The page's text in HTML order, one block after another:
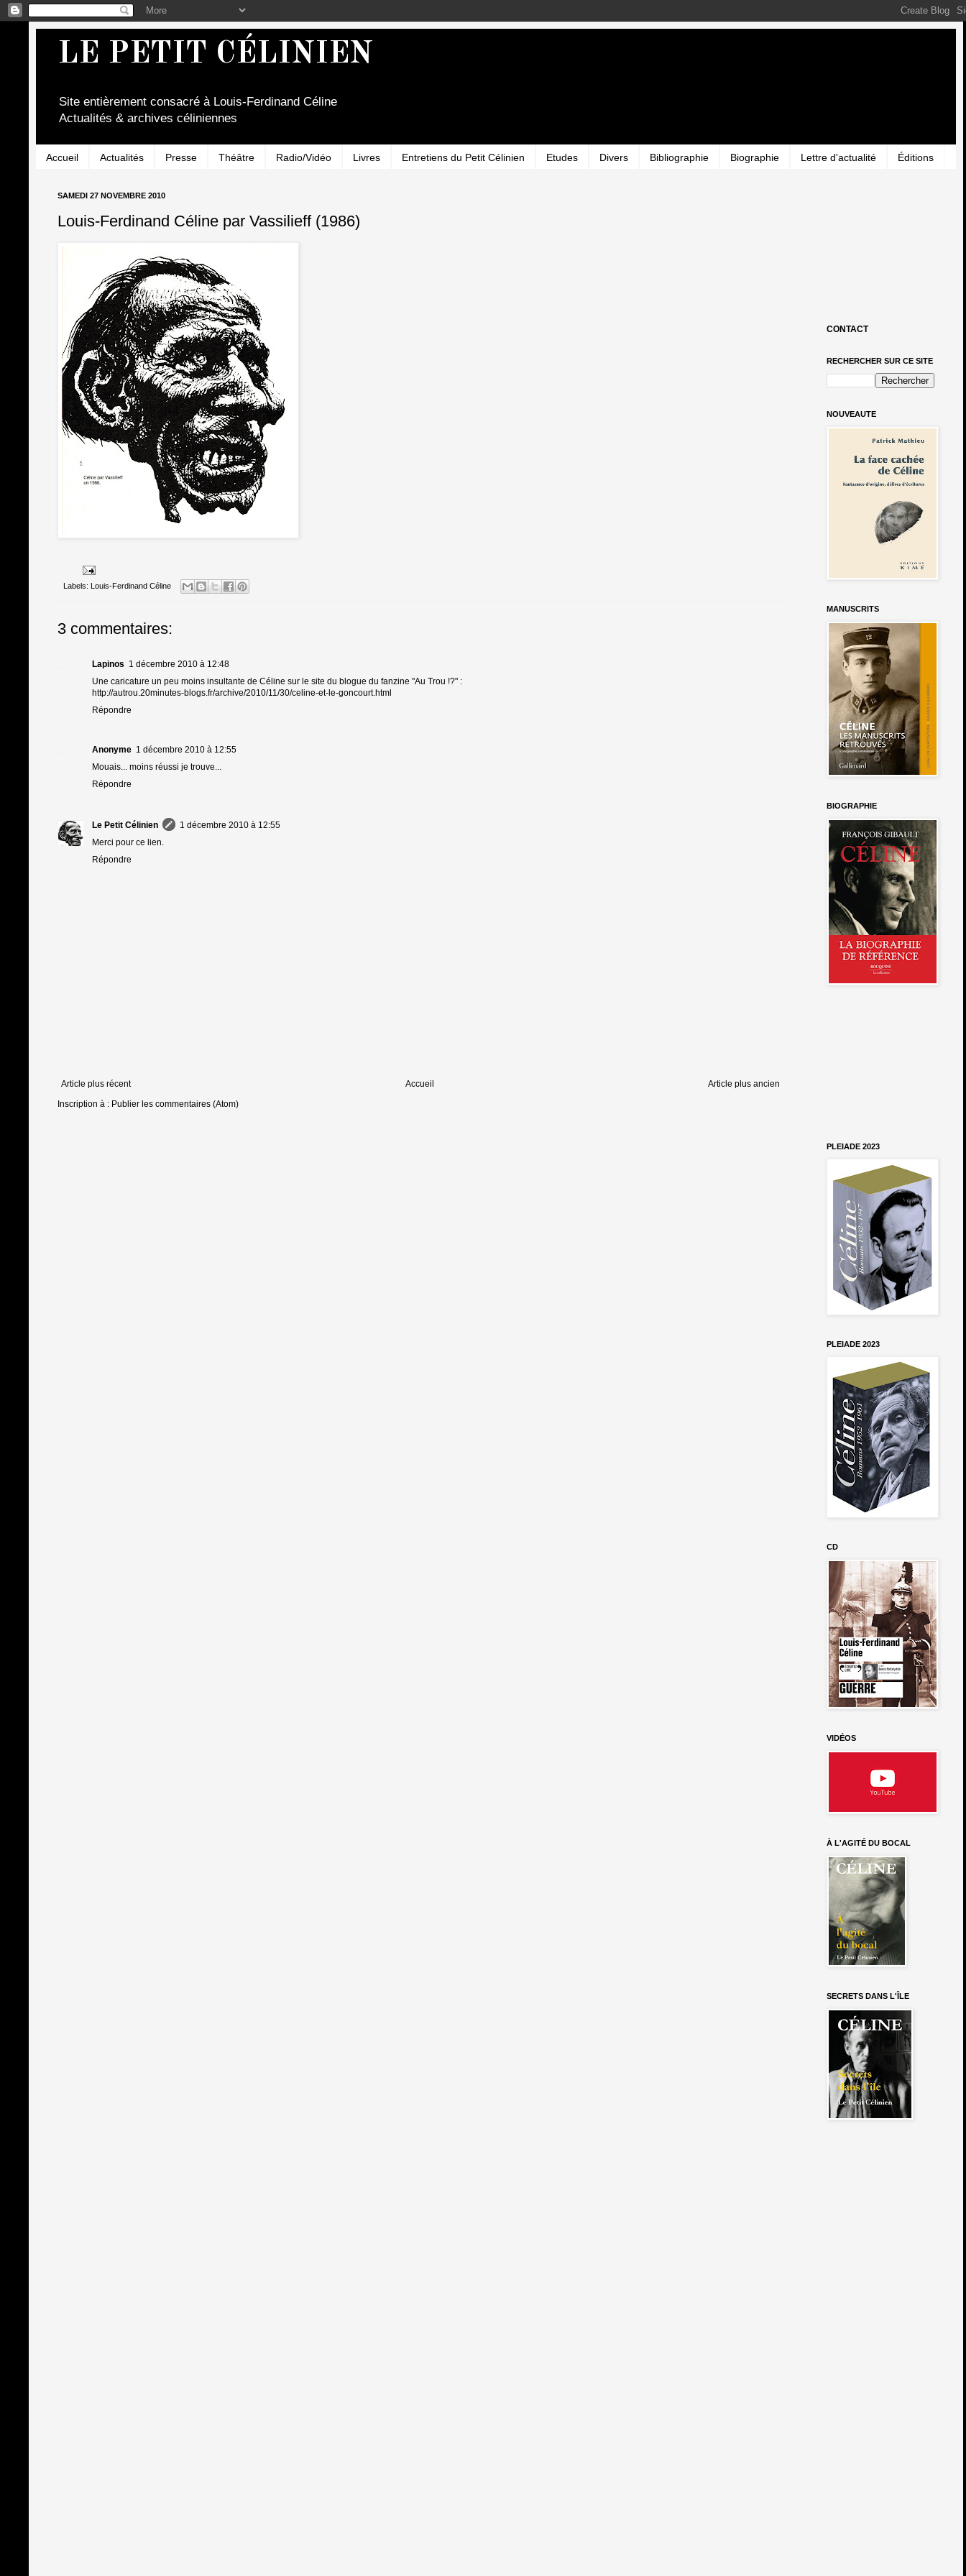
LE PETIT CÉLINIEN
Site entièrement consacré à Louis-Ferdinand Céline
Actualités & archives céliniennes
Accueil Actualités Presse Théâtre Radio/Vidéo Livres Entretiens du Petit Célinien Etudes Divers Bibliographie Biographie Lettre d'actualité Éditions
SAMEDI 27 NOVEMBRE 2010
Louis-Ferdinand Céline par Vassilieff (1986)
Labels: Louis-Ferdinand Céline
3 commentaires:
Lapinos 1 décembre 2010 à 12:48
Une caricature un peu moins insultante de Céline sur le site du blogue du fanzine "Au Trou !?" :
http://autrou.20minutes-blogs.fr/archive/2010/11/30/celine-et-le-goncourt.html
Répondre
Anonyme 1 décembre 2010 à 12:55
Mouais... moins réussi je trouve...
Répondre
Le Petit Célinien
1 décembre 2010 à 12:55
Merci pour ce lien.
Répondre
Article plus récent Article plus ancien
Accueil
Inscription à : Publier les commentaires (Atom)
CONTACT
RECHERCHER SUR CE SITE
NOUVEAUTE
MANUSCRITS
BIOGRAPHIE
PLEIADE 2023
PLEIADE 2023
CD
VIDÉOS
À L'AGITÉ DU BOCAL
SECRETS DANS L'ÎLE